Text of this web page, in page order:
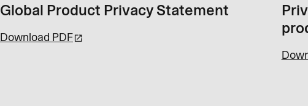
Global Product Privacy Statement
Download PDF